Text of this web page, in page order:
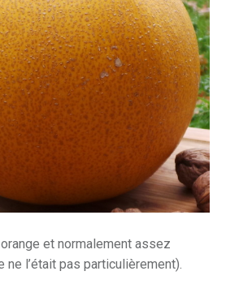
et normalement assez
ne l’était pas particulièrement).